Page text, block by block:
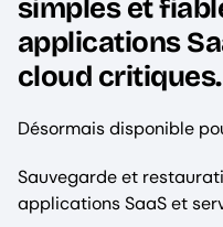
simples et
applications
cloud critiques.
Désormais disponible
Sauvegarde et
applications SaaS et